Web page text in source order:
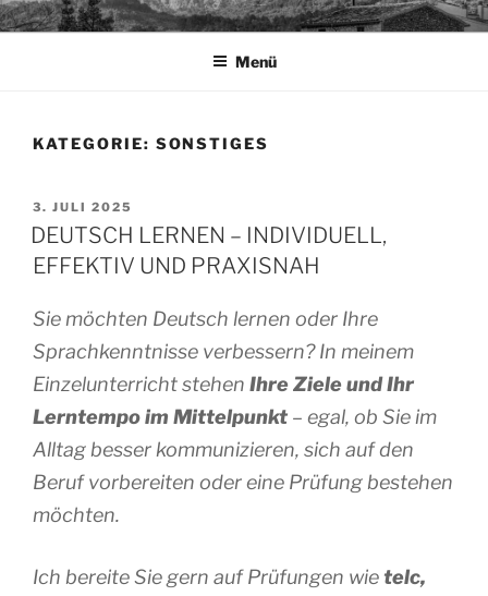
Zum
InhaltTAPIA.DE
Sprachen für das Leben
Menü
KATEGORIE: SONSTIGES
VERÖFFENTLICHT
AM
3. JULI 2025
DEUTSCH LERNEN – INDIVIDUELL,
EFFEKTIV UND PRAXISNAH
Sie möchten Deutsch lernen oder Ihre
Sprachkenntnisse verbessern? In meinem
Einzelunterricht stehen Ihre Ziele und Ihr
Lerntempo im Mittelpunkt – egal, ob Sie im
Alltag besser kommunizieren, sich auf den
Beruf vorbereiten oder eine Prüfung bestehen
möchten.
Ich bereite Sie gern auf Prüfungen wie telc,